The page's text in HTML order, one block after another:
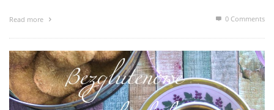
Read more 0 Comments